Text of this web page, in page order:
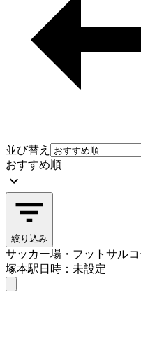
並び替え
おすすめ順
絞り込み
サッカー場・フットサルコ
塚本駅日時：未設定